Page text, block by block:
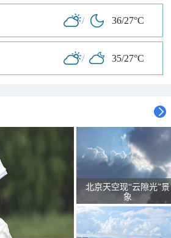
/ 36/27°C
/ 35/27°C
北京天空现“云隙光”景
象